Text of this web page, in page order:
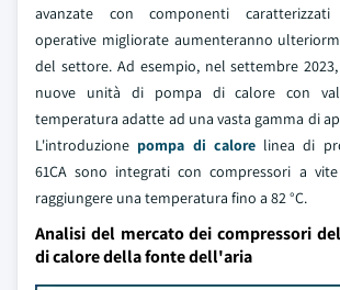
avanzate con componenti
operative migliorate aumenteranno
del settore. Ad esempio, nel settembre
nuove unità di pompa di calore con
temperatura adatte ad una vasta gamma di
L'introduzione pompa di calorelinea di
61CA sono integrati con compressori a
raggiungere una temperatura fino a 82 °C.
Analisi del mercato dei compressori
di calore della fonte dell'aria